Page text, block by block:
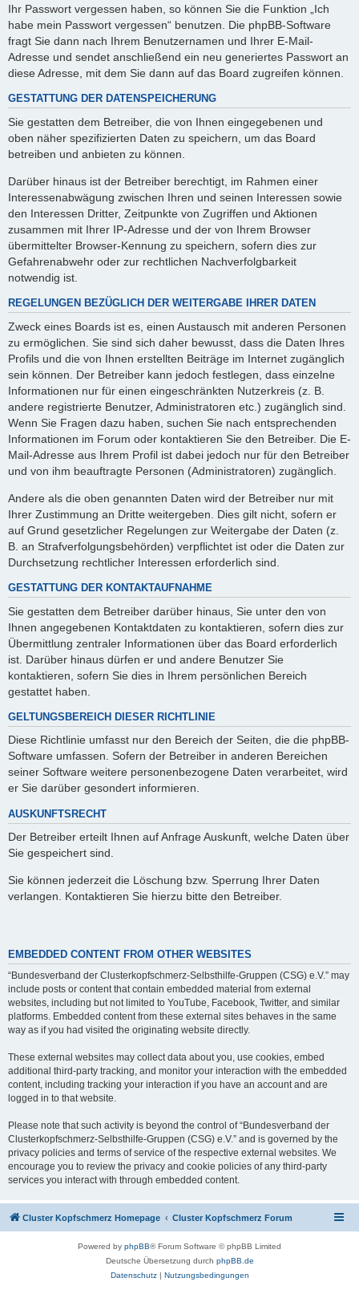
Ihr Passwort vergessen haben, so können Sie die Funktion „Ich
habe mein Passwort vergessen“ benutzen. Die phpBB-Software
fragt Sie dann nach Ihrem Benutzernamen und Ihrer E-Mail-
Adresse und sendet anschließend ein neu generiertes Passwort an
diese Adresse, mit dem Sie dann auf das Board zugreifen können.
GESTATTUNG DER DATENSPEICHERUNG
Sie gestatten dem Betreiber, die von Ihnen eingegebenen und
oben näher spezifizierten Daten zu speichern, um das Board
betreiben und anbieten zu können.
Darüber hinaus ist der Betreiber berechtigt, im Rahmen einer
Interessenabwägung zwischen Ihren und seinen Interessen sowie
den Interessen Dritter, Zeitpunkte von Zugriffen und Aktionen
zusammen mit Ihrer IP-Adresse und der von Ihrem Browser
übermittelter Browser-Kennung zu speichern, sofern dies zur
Gefahrenabwehr oder zur rechtlichen Nachverfolgbarkeit
notwendig ist.
REGELUNGEN BEZÜGLICH DER WEITERGABE IHRER DATEN
Zweck eines Boards ist es, einen Austausch mit anderen Personen
zu ermöglichen. Sie sind sich daher bewusst, dass die Daten Ihres
Profils und die von Ihnen erstellten Beiträge im Internet zugänglich
sein können. Der Betreiber kann jedoch festlegen, dass einzelne
Informationen nur für einen eingeschränkten Nutzerkreis (z. B.
andere registrierte Benutzer, Administratoren etc.) zugänglich sind.
Wenn Sie Fragen dazu haben, suchen Sie nach entsprechenden
Informationen im Forum oder kontaktieren Sie den Betreiber. Die E-
Mail-Adresse aus Ihrem Profil ist dabei jedoch nur für den Betreiber
und von ihm beauftragte Personen (Administratoren) zugänglich.
Andere als die oben genannten Daten wird der Betreiber nur mit
Ihrer Zustimmung an Dritte weitergeben. Dies gilt nicht, sofern er
auf Grund gesetzlicher Regelungen zur Weitergabe der Daten (z.
B. an Strafverfolgungsbehörden) verpflichtet ist oder die Daten zur
Durchsetzung rechtlicher Interessen erforderlich sind.
GESTATTUNG DER KONTAKTAUFNAHME
Sie gestatten dem Betreiber darüber hinaus, Sie unter den von
Ihnen angegebenen Kontaktdaten zu kontaktieren, sofern dies zur
Übermittlung zentraler Informationen über das Board erforderlich
ist. Darüber hinaus dürfen er und andere Benutzer Sie
kontaktieren, sofern Sie dies in Ihrem persönlichen Bereich
gestattet haben.
GELTUNGSBEREICH DIESER RICHTLINIE
Diese Richtlinie umfasst nur den Bereich der Seiten, die die phpBB-
Software umfassen. Sofern der Betreiber in anderen Bereichen
seiner Software weitere personenbezogene Daten verarbeitet, wird
er Sie darüber gesondert informieren.
AUSKUNFTSRECHT
Der Betreiber erteilt Ihnen auf Anfrage Auskunft, welche Daten über
Sie gespeichert sind.
Sie können jederzeit die Löschung bzw. Sperrung Ihrer Daten
verlangen. Kontaktieren Sie hierzu bitte den Betreiber.
EMBEDDED CONTENT FROM OTHER WEBSITES
“Bundesverband der Clusterkopfschmerz-Selbsthilfe-Gruppen (CSG) e.V.” may
include posts or content that contain embedded material from external
websites, including but not limited to YouTube, Facebook, Twitter, and similar
platforms. Embedded content from these external sites behaves in the same
way as if you had visited the originating website directly.
These external websites may collect data about you, use cookies, embed
additional third-party tracking, and monitor your interaction with the embedded
content, including tracking your interaction if you have an account and are
logged in to that website.
Please note that such activity is beyond the control of “Bundesverband der
Clusterkopfschmerz-Selbsthilfe-Gruppen (CSG) e.V.” and is governed by the
privacy policies and terms of service of the respective external websites. We
encourage you to review the privacy and cookie policies of any third-party
services you interact with through embedded content.
Cluster Kopfschmerz Homepage Cluster Kopfschmerz Forum
Powered by phpBB® Forum Software © phpBB Limited
Deutsche Übersetzung durch phpBB.de
Datenschutz| Nutzungsbedingungen